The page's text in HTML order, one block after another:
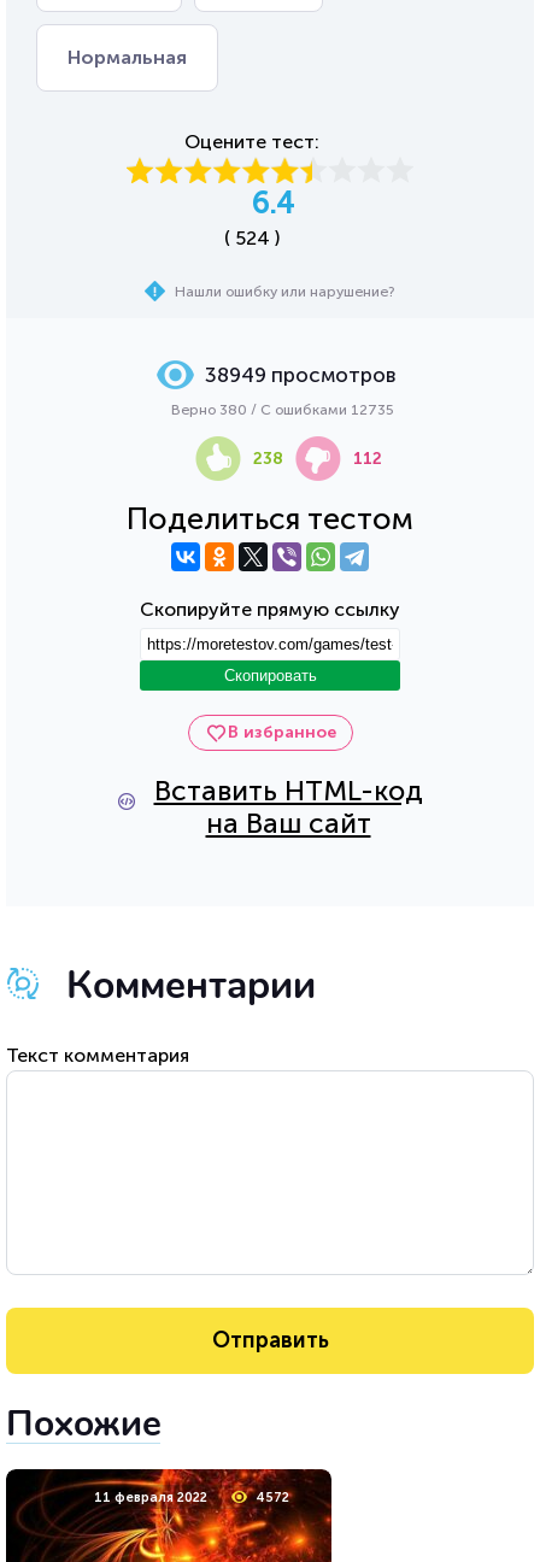
Нормальная
Оцените тест:
6.4
( 524 )
Нашли ошибку или нарушение?
В избранное
Вставить HTML-код
на Ваш сайт
Поделиться тестом
Скопируйте прямую ссылку
Скопировать
38949 просмотров
Верно 380 / С ошибками 12735
238 112
Комментарии
Текст комментария
Похожие
11 февраля 2022 4572